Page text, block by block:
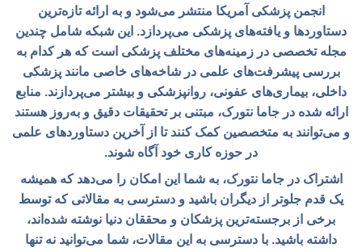
انجمن پزشکی آمریکا منتشر می‌شود و به ارائه تازه‌ترین
دستاوردها و یافته‌های پزشکی می‌پردازد. این شبکه شامل چندین
مجله تخصصی در زمینه‌های مختلف پزشکی است که هر کدام به
بررسی پیشرفت‌های علمی در شاخه‌های خاصی مانند پزشکی
داخلی، بیماری‌های عفونی، روانپزشکی و بیشتر می‌پردازند. منابع
ارائه شده در جاما نتورک، مبتنی بر تحقیقات دقیق و به‌روز هستند
و می‌توانند به متخصصین کمک کنند تا از آخرین دستاوردهای علمی
در حوزه کاری خود آگاه شوند.
اشتراک در جاما نتورک، به شما این امکان را می‌دهد که همیشه
یک قدم جلوتر از دیگران باشید و دسترسی به مقالاتی که توسط
برخی از برجسته‌ترین پزشکان و محققان دنیا نوشته شده‌اند،
داشته باشید. با دسترسی به این مقالات، شما می‌توانید نه تنها